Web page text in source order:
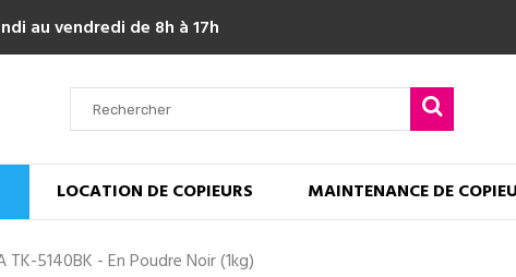
au vendredi de 8h à 17h
LOCATION DE COPIEURS MAINTENANCE DE
TK-5140BK - En Poudre Noir (1kg)